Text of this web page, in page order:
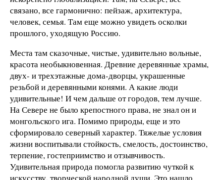
связано, все гармонично: пейзаж, архитектура,
человек, семья. Там еще можно увидеть осколки
прошлого, уходящую Россию.
Места там сказочные, чистые, удивительно вольные,
красота необыкновенная. Древние деревянные храмы,
двух- и трехэтажные дома-дворцы, украшенные
резьбой и деревянными конями. А какие люди
удивительные! И чем дальше от городов, тем лучше.
На Севере не было крепостного права, не знал он и
монгольского ига. Помимо природы, еще и это
сформировало северный характер. Тяжелые условия
жизни воспитывали стойкость, смелость, достоинство,
терпение, гостеприимство и отзывчивость.
Удивительная природа помогла развитию чуткой к
искусству, творческой народной души. Это нашло